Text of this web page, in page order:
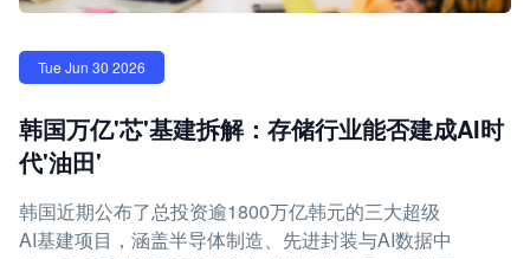
Tue Jun 30 2026
韩国万亿'芯'基建拆解：存储行业能否建成AI时
代'油田'
韩国近期公布了总投资逾1800万亿韩元的三大超级
AI基建项目，涵盖半导体制造、先进封装与AI数据中